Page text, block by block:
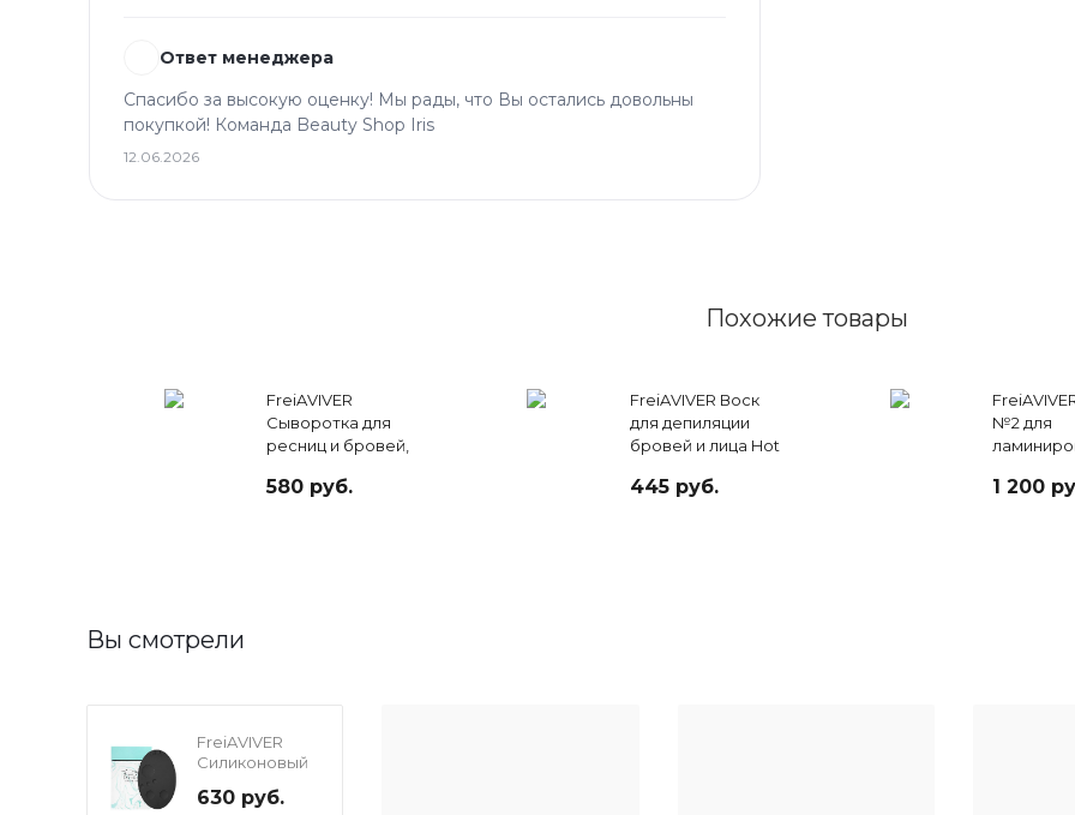
Ответ менеджера
Спасибо за высокую оценку! Мы рады, что Вы остались довольны
покупкой! Команда Beauty Shop Iris
12.06.2026
Похожие товары
FreiAVIVER
Сыворотка для
ресниц и бровей,
580 руб.
FreiAVIVER Воск
для депиляции
бровей и лица Hot
розовый 100гр
445 руб.
№2 для
Setting
1 200
Вы смотрели
FreiAVIVER
Силиконовый
бьюти-
630 руб.